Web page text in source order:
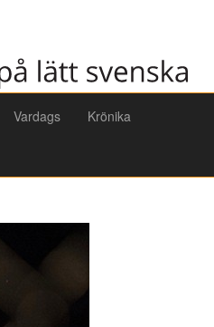
Vardags Krönika